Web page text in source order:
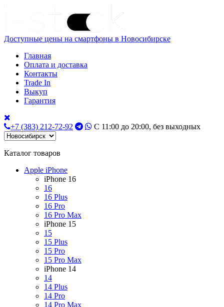
Доступные цены на смартфоны в Новосибирске
Главная
Оплата и доставка
Контакты
Trade In
Выкуп
Гарантия
+7 (383) 212-72-92 С 11:00 до 20:00, без выходных
Каталог товаров
Apple iPhone
iPhone 16
16
16 Plus
16 Pro
16 Pro Max
iPhone 15
15
15 Plus
15 Pro
15 Pro Max
iPhone 14
14
14 Plus
14 Pro
14 Pro Max